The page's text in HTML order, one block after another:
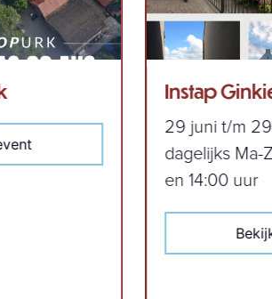
Instap Ginkiestochten
29 juni t/m 29 augustus 2x
dagelijks Ma-Za om 12:45 uur